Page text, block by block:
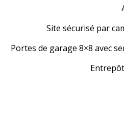
Site sécurisé par
Portes de garage 8×8 avec